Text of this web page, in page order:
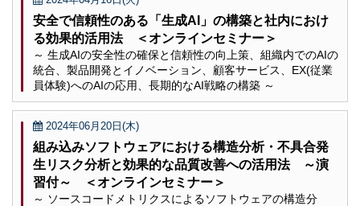
安全で信頼性のある「生成AI」の構築と社内におけ
る効果的活用法 ＜オンラインセミナー＞
～ 生成AIの安全性の確保と信頼性の向上策、組織内でのAIの
統合、製品開発とイノベーション、顧客サービス、EX(従業
員体験)へのAIの応用、長期的なAI戦略の構築 ～
2024年06月20日(木)
組み込みソフトウェアにおける構造分析・不具合発
生リスク分析と効果的な品質改善への活用法 ～演
習付～ ＜オンラインセミナー＞
～ ソースコードメトリクスによるソフトウェアの構造分